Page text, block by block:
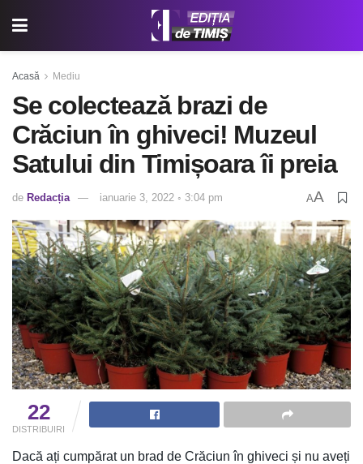
Acasă Mediu
Se colectează brazi de
Crăciun în ghiveci! Muzeul
Satului din Timișoara îi preia
de Redacția ianuarie 3, 2022 ◦ 3:04 pm AA
22
DISTRIBUIRI
Dacă ați cumpărat un brad de Crăciun în ghiveci și nu aveți